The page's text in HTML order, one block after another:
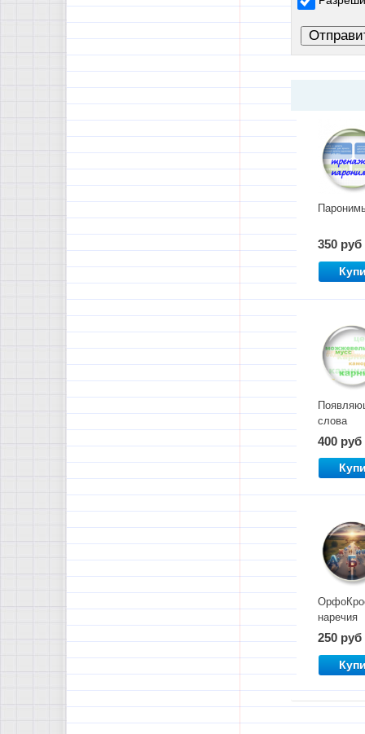
350 руб
слова
400 руб
наречия
250 руб